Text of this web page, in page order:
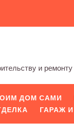
и ремонту
ДОМ САМИ
ГАРАЖ